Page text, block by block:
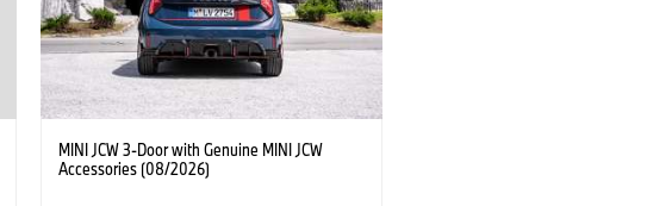
MINI JCW 3-Door with Genuine MINI JCW
Accessories (08/2026)